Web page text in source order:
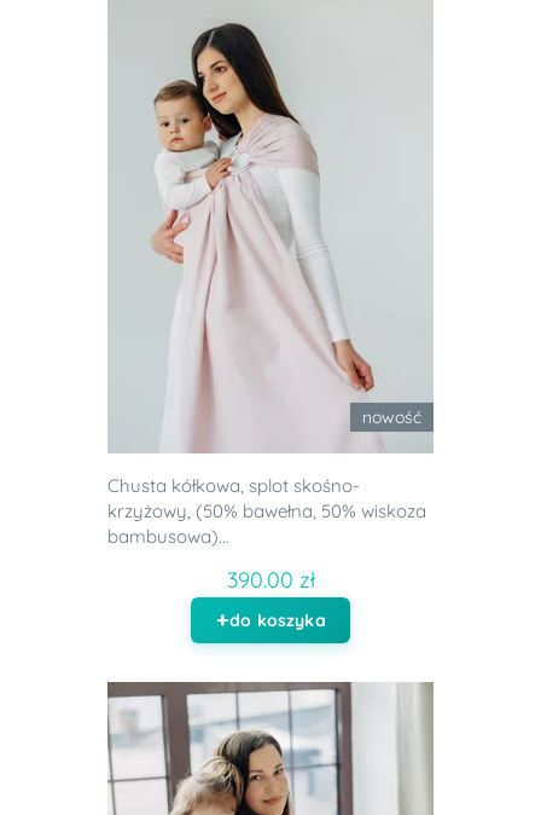
nowość
Chusta kółkowa, splot skośno-
krzyżowy, (50% bawełna, 50% wiskoza
bambusowa)...
390.00 zł
do koszyka